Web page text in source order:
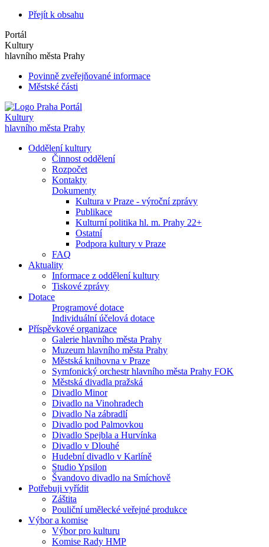
Přejít k obsahu
Portál
Kultury
hlavního města Prahy
Povinně zveřejňované informace
Městské části
Portál
Kultury
hlavního města Prahy
Oddělení kultury
Činnost oddělení
Rozpočet
Kontakty
Dokumenty
Kultura v Praze - výroční zprávy
Publikace
Kulturní politika hl. m. Prahy 22+
Ostatní
Podpora kultury v Praze
FAQ
Aktuality
Informace z oddělení kultury
Tiskové zprávy
Dotace
Programové dotace
Individuální účelová dotace
Příspěvkové organizace
Galerie hlavního města Prahy
Muzeum hlavního města Prahy
Městská knihovna v Praze
Symfonický orchestr hlavního města Prahy FOK
Městská divadla pražská
Divadlo Minor
Divadlo na Vinohradech
Divadlo Na zábradlí
Divadlo pod Palmovkou
Divadlo Spejbla a Hurvínka
Divadlo v Dlouhé
Hudební divadlo v Karlíně
Studio Ypsilon
Švandovo divadlo na Smíchově
Potřebuji vyřídit
Záštita
Pouliční umělecké veřejné produkce
Výbor a komise
Výbor pro kulturu
Komise Rady HMP